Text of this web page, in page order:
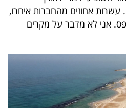
אחוזים מהחברות איחרו,
אני לא מדבר על מקרים